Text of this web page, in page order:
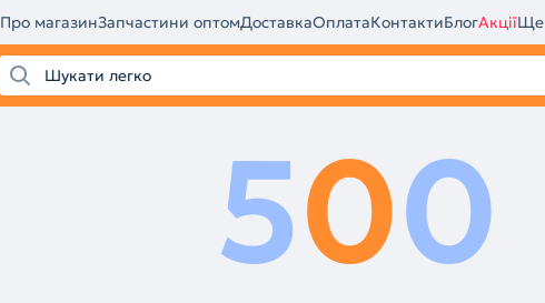
Про магазинЗапчастини оптомДоставкаОплатаКонтактиБлогАкціїЩе
500